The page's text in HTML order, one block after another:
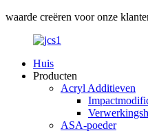
waarde creëren voor onze
Huis
Producten
Acryl Additieven
ASA-poeder